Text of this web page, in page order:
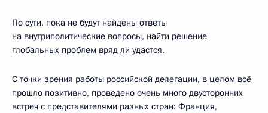
По сути, пока не будут найдены ответы
на внутриполитические вопросы, найти решение
глобальных проблем вряд ли удастся.
С точки зрения работы российской делегации, в целом всё
прошло позитивно, проведено очень много двусторонних
встреч с представителями разных стран: Франция,